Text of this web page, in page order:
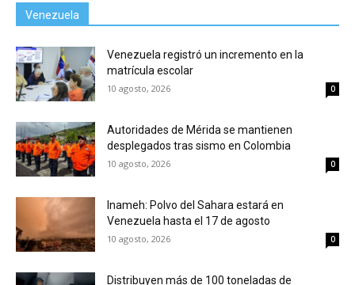
Venezuela
Venezuela registró un incremento en la
matrícula escolar
10 agosto, 2026 0
Autoridades de Mérida se mantienen
desplegados tras sismo en Colombia
10 agosto, 2026 0
Inameh: Polvo del Sahara estará en
Venezuela hasta el 17 de agosto
10 agosto, 2026 0
Distribuyen más de 100 toneladas de